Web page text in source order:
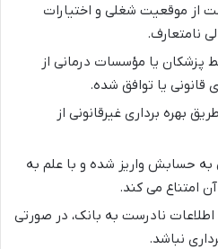
از موقعیت شغلی و اختیارات
نامتعارف.
پزشکان یا مؤسسات درمانی از
قانونی یا توافق شده.
بهره برداری غیرقانونی از
به حسابش واریز شده و با علم به
آن امتناع می کند.
اطلاعات نادرست به بانک، در صورتی
نباشد.